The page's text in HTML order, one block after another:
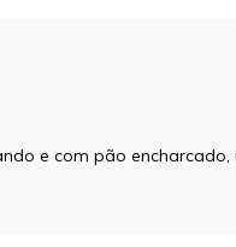
e com pão